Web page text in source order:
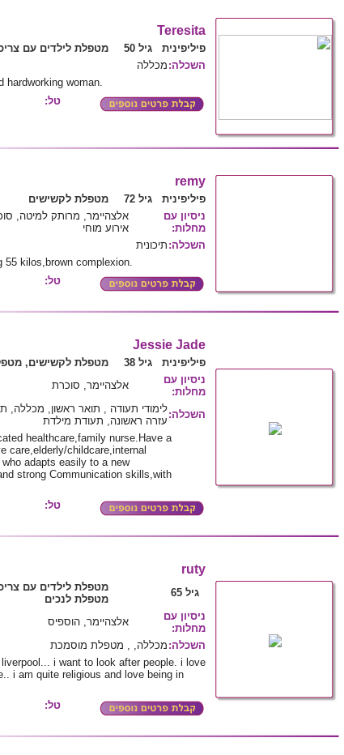
Teresita
פיליפינית גיל 50 מטפלת לילדים עם
השכלה: מכללה
hardworking woman.
טל:
remy
פיליפינית גיל 72 מטפלת לקשישים
ניסיון עם
מחלות:
אלצהיימר, מרותק למיטה,
אירוע מוחי
השכלה: תיכונית
kilos,brown complexion.
טל:
Jessie Jade
פיליפינית גיל 38 מטפלת לקשישים,
ניסיון עם
מחלות:
אלצהיימר, סוכרת
השכלה:לימודי תעודה , תואר ראשון, מכללה,
עזרה ראשונה, תעודת מילדת
healthcare,family nurse.Have a
care,elderly/childcare,internal
adapts easily to a new
strong Communication skills,with
טל:
ruty
גיל 65
מטפלת לילדים עם
מטפלת לנכים
ניסיון עם
מחלות:
אלצהיימר, הוספיס
השכלה: מכללה, , מטפלת מוסמכת
i want to look after people. i love
i am quite religious and love being in
טל: